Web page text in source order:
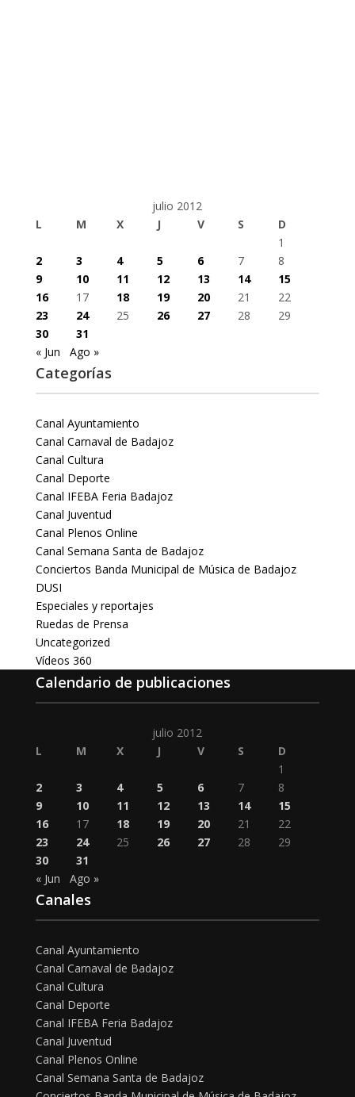
julio 2012
L
M X J V S
D
1
2
3 4 5 6 7
8
9
10 11 12 13 14
15
16
17 18 19 20 21
22
23
24 25 26 27 28
29
30
31
« Jun
Ago »
Categorías
Canal Ayuntamiento
Canal Carnaval de Badajoz
Canal Cultura
Canal Deporte
Canal IFEBA Feria Badajoz
Canal Juventud
Canal Plenos Online
Canal Semana Santa de Badajoz
Conciertos Banda Municipal de Música de Badajoz
DUSI
Especiales y reportajes
Ruedas de Prensa
Uncategorized
Vídeos 360
Calendario de publicaciones
julio 2012
L
M X J V S
D
1
2
3 4 5 6 7
8
9
10 11 12 13 14
15
16
17 18 19 20 21
22
23
24 25 26 27 28
29
30
31
« Jun
Ago »
Canales
Canal Ayuntamiento
Canal Carnaval de Badajoz
Canal Cultura
Canal Deporte
Canal IFEBA Feria Badajoz
Canal Juventud
Canal Plenos Online
Canal Semana Santa de Badajoz